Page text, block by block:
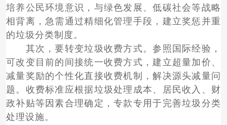
培养公民环境意识，与绿色发展、低碳社会等战略
相背离，急需通过精细化管理手段，建立奖惩并重
的垃圾分类制度。
其次，要转变垃圾收费方式。参照国际经验，
可改变目前的间接统一收费方式，建立超量加价、
减量奖励的个性化直接收费机制，解决源头减量问
题。收费标准应根据垃圾处理成本、居民收入、财
政补贴等因素合理确定，专款专用于完善垃圾分类
处理设施。